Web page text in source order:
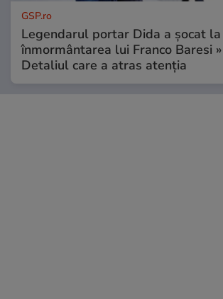
GSP.ro
Legendarul portar Dida a șocat la
înmormântarea lui Franco Baresi »
Detaliul care a atras atenția